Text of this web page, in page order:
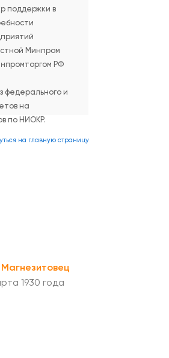
на главную страницу
поддержки в
Минпром
РФ
федерального и
на
по НИОКР.
Магнезитовец
1930 года